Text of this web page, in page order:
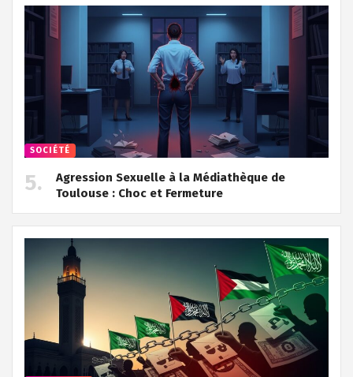
SOCIÉTÉ
Agression Sexuelle à la Médiathèque de
Toulouse : Choc et Fermeture